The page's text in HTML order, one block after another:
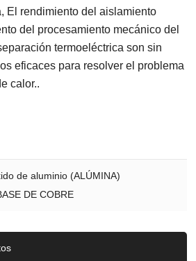
El rendimiento del aislamiento
del procesamiento mecánico del
termoeléctrica son sin
eficaces para resolver el problema
calor..
de aluminio (ALÚMINA)
DE COBRE